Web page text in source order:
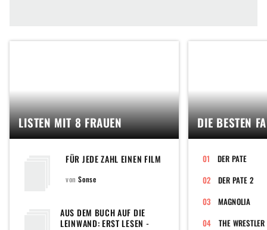
LISTEN MIT 8 FRAUEN
FÜR JEDE ZAHL EINEN FILM
vonSonse
AUS DEM BUCH AUF DIE
LEINWAND: ERST LESEN -
DIE BESTEN
DER PATE
DER PATE 2
MAGNOLIA
THE WRESTLER